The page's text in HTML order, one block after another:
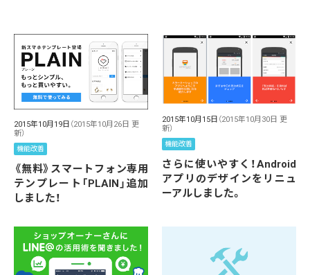
2015年10月19日 （2015年10月26日 更
新）
機能改善
《無料》スマートフォン専用
テンプレート「PLAIN」追加
しました！
2015年10月15日 （2015年10月30日 更
新）
機能改善
さらに使いやすく！Android
アプリのデザインをリニュ
ーアルしました。